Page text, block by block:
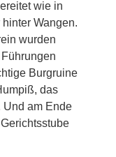
wie in
Wangen.
wurden
Burgruine
das
Und am Ende